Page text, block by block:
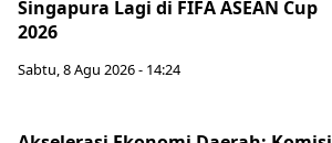
Singapura Lagi di FIFA ASEAN Cup
2026
Sabtu, 8 Agu 2026 - 14:24